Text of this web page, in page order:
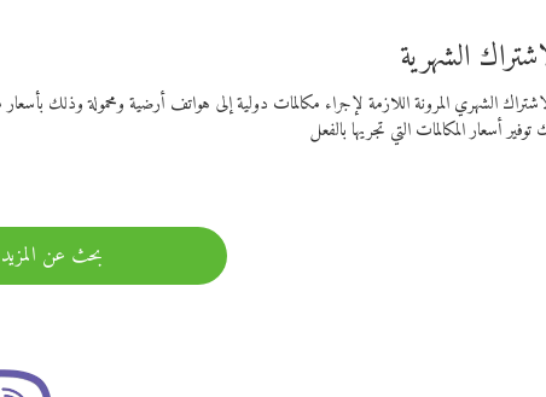
الشهرية
الشهري المرونة اللازمة لإجراء مكالمات دولية إلى هواتف أرضية ومحمولة
أسعار المكالمات التي تجريها بالفعل
بحث عن